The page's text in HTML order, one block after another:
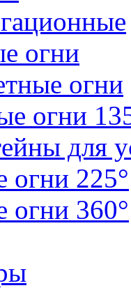
огни
огни
огни
для
огни 225°
огни 360°